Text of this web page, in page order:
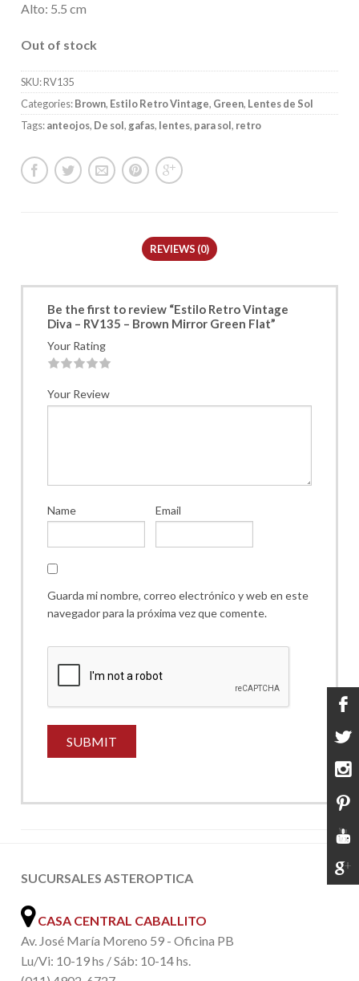
Alto: 5.5 cm
Out of stock
SKU:RV135
Categories:Brown, Estilo Retro Vintage, Green, Lentes de Sol
Tags:anteojos, De sol, gafas, lentes, para sol, retro
REVIEWS (0)
Be the first to review “Estilo Retro Vintage
Diva – RV135 – Brown Mirror Green Flat”
Your Rating
Your Review
Name Email
Guarda mi nombre, correo electrónico y web en este
navegador para la próxima vez que comente.
SUCURSALES ASTEROPTICA
CASA CENTRAL CABALLITO
Av. José María Moreno 59 - Oficina PB
Lu/Vi: 10-19 hs / Sáb: 10-14 hs.